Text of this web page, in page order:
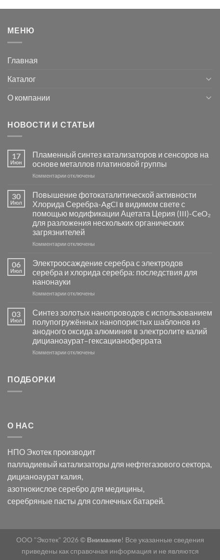
МЕНЮ
Главная
Каталог
О компании
НОВОСТИ И СТАТЬИ
17
Июн
Пламенный синтез катализаторов и сенсоров на
основе металлов платиновой группы
Комментариик
Пламенный
синтез
катализаторов
и
сенсоров
на
основе
группы
отключены
30
Июл
Повышение фотокаталитической активности
Хлорида Серебра-AgCl в видимом свете с
помощью модификации Ацетата Церия (III)-CeO₂
для разложения нескольких органических
загрязнителей
Комментариик
фотокаталитической
активности
Хлорида
Серебра-
в
видимом
свете
с
помощью
модификации
отключены
06
Июл
Электроосаждение серебра с электродов
серебра и хлорида серебра: последствия для
нанонауки
Комментариик
серебра
с
электродов
серебра
и
отключены
03
Июл
Синтез золотых нанопроводов с использованием
полупогружённых нанопористых шаблонов из
анодного оксида алюминия в электролите калий
дицианоаурат–гексацианоферрата
Комментариик
оксида
в
электролите
калий
дицианоаурат–
гексацианоферрата
отключены
ПОДБОРКИ
О НАС
НПО Экотек производит
палладиевый катализаторы для нефтегазового сектора,
дицианоаурат калия,
азотнокислое серебро для медицины,
серебряные пасты для солнечных батарей.
ООО "Экотек" 2026 © Внимание! Все указанные сведения
приведены как справочная информация и не являются